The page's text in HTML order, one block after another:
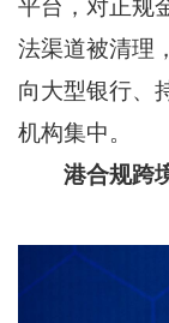
平台，对正规
法渠道被清理
向大型银行、
机构集中。
港合规跨